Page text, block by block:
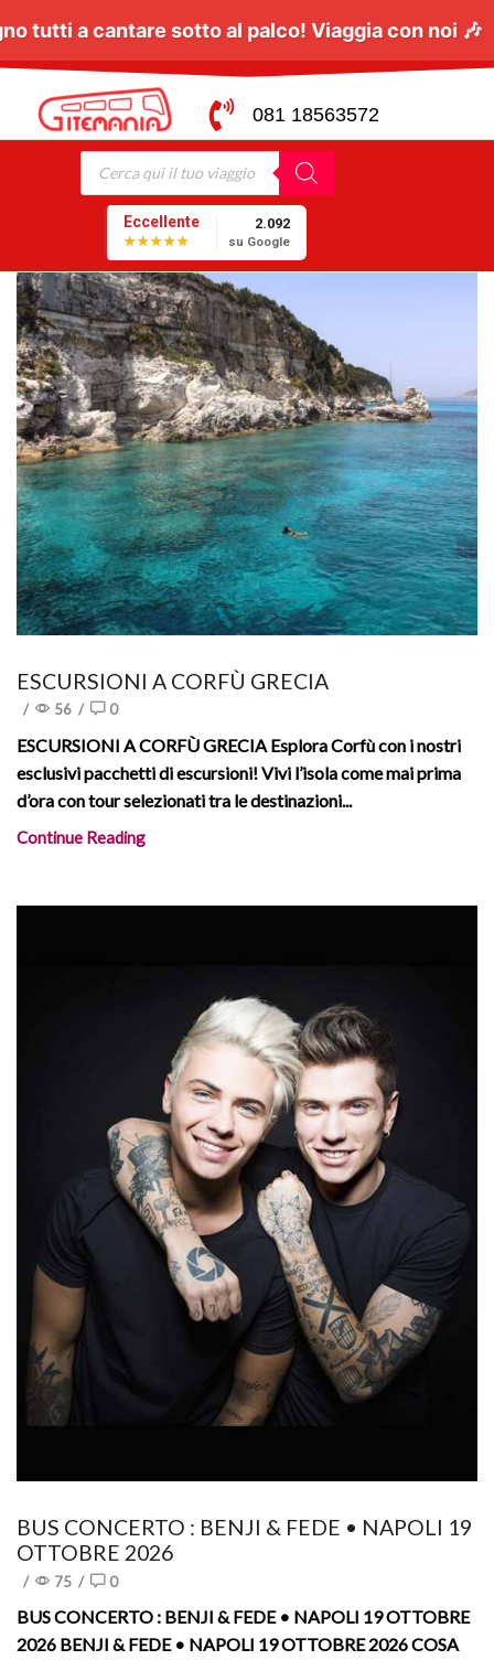
D'Alessio a Napoli:Il06 Giugnotutti a cantare
081 18563572
Eccellente
★★★★★
2.092
su Google
ESCURSIONI A CORFÙ GRECIA
/ 56 / 0
ESCURSIONI A CORFÙ GRECIA Esplora Corfù con i nostri
esclusivi pacchetti di escursioni! Vivi l’isola come mai prima
d’ora con tour selezionati tra le destinazioni...
Continue Reading
BUS CONCERTO : BENJI & FEDE • NAPOLI 19
OTTOBRE 2026
/ 75 / 0
BUS CONCERTO : BENJI & FEDE • NAPOLI 19 OTTOBRE
2026 BENJI & FEDE • NAPOLI 19 OTTOBRE 2026 COSA